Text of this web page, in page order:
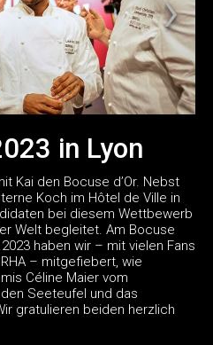
in Lyon
Kai den Bocuse d’Or. Nebst
Koch im Hôtel de Ville in
bei diesem Wettbewerb
Welt begleitet. Am Bocuse
haben wir – mit vielen Fans
– mitgefiebert, wie
Céline Maier vom
Seeteufel und das
gratulieren beiden herzlich